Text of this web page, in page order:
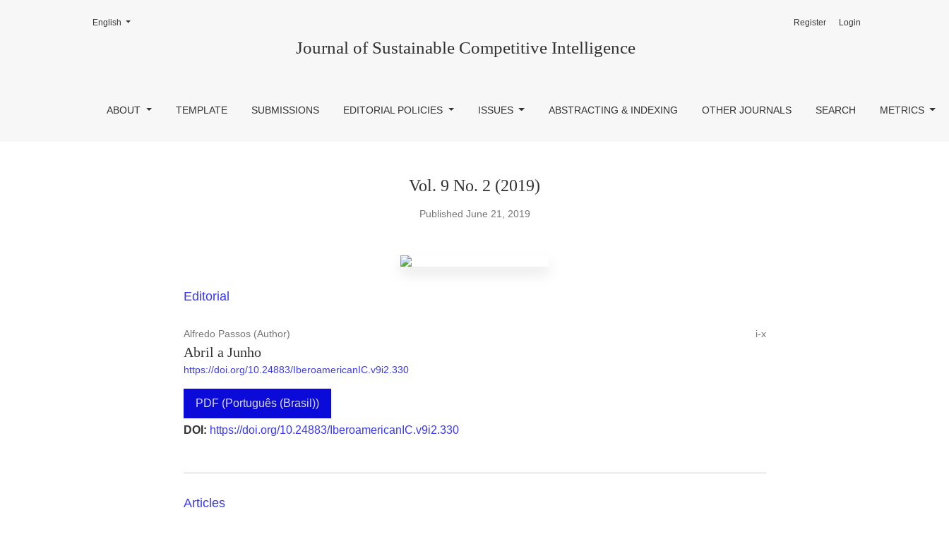
Vol. 9 No. 2 (2019)
Journal of Sustainable Competitive Intelligence
ABOUT TEMPLATE SUBMISSIONS EDITORIAL POLICIES ISSUES ABSTRACTING & INDEXING OTHER JOURNALS SEARCH METRICS
Register Login
Change the language. The current language is:
English
Vol. 9 No. 2 (2019)
Published June 21, 2019
Editorial
Alfredo Passos (Author) i-x
Abril a Junho
https://doi.org/10.24883/IberoamericanIC.v9i2.330
PDF (Português (Brasil))
DOI: https://doi.org/10.24883/IberoamericanIC.v9i2.330
Articles